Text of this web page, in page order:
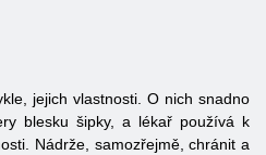
jejich vlastnosti. O nich snadno
blesku šipky, a lékař používá k
Nádrže, samozřejmě, chránit a